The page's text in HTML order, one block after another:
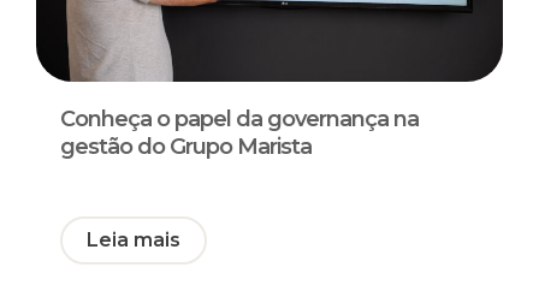
Conheça o papel da governança na
gestão do Grupo Marista
Leia mais